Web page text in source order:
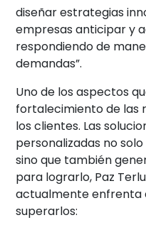
diseñar estrategias
empresas anticipar y
respondiendo de
demandas”.
Uno de los aspectos
fortalecimiento de las
los clientes. Las
personalizadas no
sino que también
para lograrlo, Paz
actualmente enfrenta
superarlos: